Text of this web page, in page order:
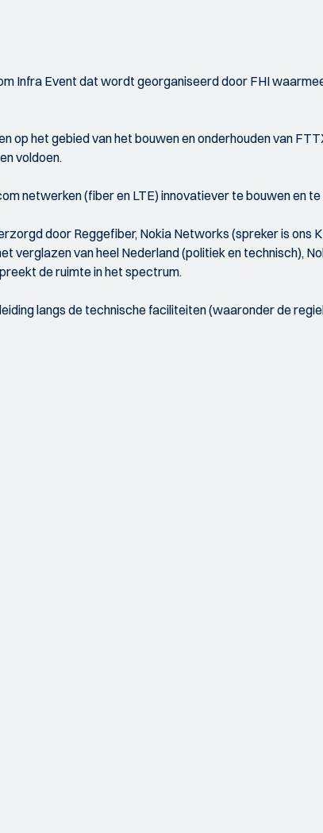
Infra Event dat wordt georganiseerd door FHI
op het gebied van het bouwen en onderhouden van
voldoen.
netwerken (fiber en LTE) innovatiever te bouwen en
door Reggefiber, Nokia Networks (spreker is ons
verglazen van heel Nederland (politiek en technisch),
de ruimte in het spectrum.
langs de technische faciliteiten (waaronder de